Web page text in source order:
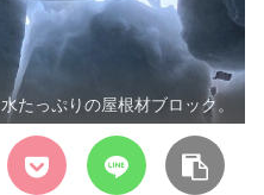
水たっぷりの屋根材ブロック。